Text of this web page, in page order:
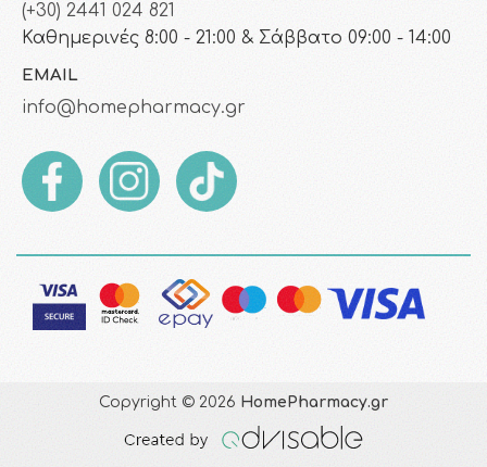
(+30) 2441 024 821
Καθημερινές 8:00 - 21:00 & Σάββατο 09:00 - 14:00
EMAIL
info@homepharmacy.gr
Copyright © 2026 HomePharmacy.gr